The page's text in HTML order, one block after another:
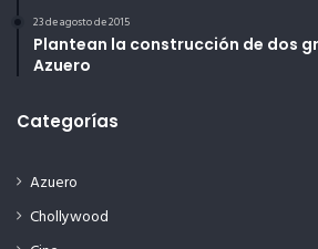
23 de agosto de 2015
Plantean la construcción de dos
Azuero
Categorías
Azuero
Chollywood